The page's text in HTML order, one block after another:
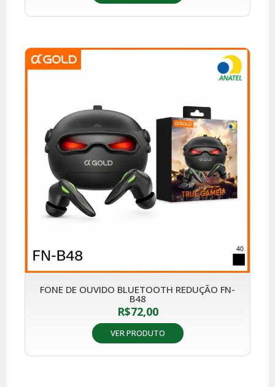
FONE DE OUVIDO BLUETOOTH REDUÇÃO FN-
B48
R$72,00
VER PRODUTO